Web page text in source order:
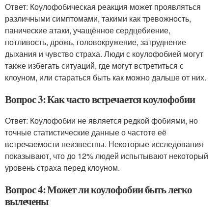
Ответ: Коулофобическая реакция может проявляться
различными симптомами, такими как тревожность,
панические атаки, учащённое сердцебиение,
потливость, дрожь, головокружение, затруднение
дыхания и чувство страха. Люди с коулофобией могут
также избегать ситуаций, где могут встретиться с
клоуном, или стараться быть как можно дальше от них.
Вопрос 3: Как часто встречается коулофобии
Ответ: Коулофобии не является редкой фобиями, но
точные статистические данные о частоте её
встречаемости неизвестны. Некоторые исследования
показывают, что до 12% людей испытывают некоторый
уровень страха перед клоуном.
Вопрос 4: Может ли коулофобии быть легко
вылечены